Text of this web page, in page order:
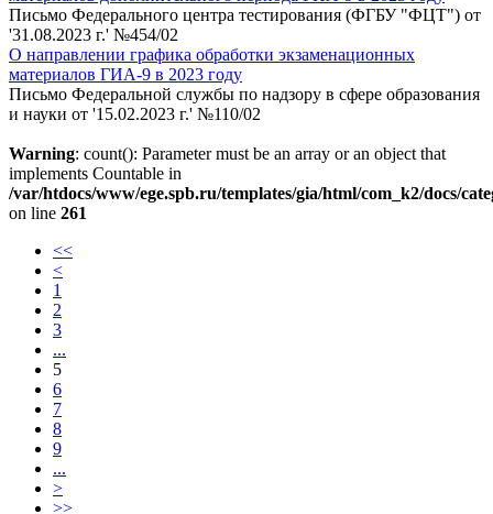
Письмо Федерального центра тестирования (ФГБУ "ФЦТ") от
'31.08.2023 г.' №454/02
О направлении графика обработки экзаменационных
материалов ГИА-9 в 2023 году
Письмо Федеральной службы по надзору в сфере образования
и науки от '15.02.2023 г.' №110/02
Warning: count(): Parameter must be an array or an object that
implements Countable in
/var/htdocs/www/ege.spb.ru/templates/gia/html/com_k2/docs/
on line 261
<<
<
1
2
3
...
5
6
7
8
9
...
>
>>